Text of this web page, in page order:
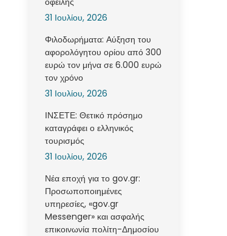
31 Ιουλίου, 2026
Φιλοδωρήματα: Αύξηση του
αφορολόγητου ορίου από 300
ευρώ τον μήνα σε 6.000 ευρώ
τον χρόνο
31 Ιουλίου, 2026
ΙΝΣΕΤΕ: Θετικό πρόσημο
καταγράφει ο ελληνικός
τουρισμός
31 Ιουλίου, 2026
Νέα εποχή για το gov.gr:
Προσωποποιημένες
υπηρεσίες, «gov.gr
Messenger» και ασφαλής
επικοινωνία πολίτη-Δημοσίου